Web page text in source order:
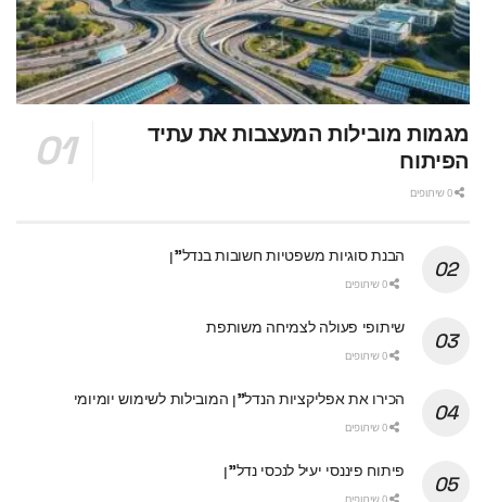
מגמות מובילות המעצבות את עתיד
הפיתוח
הבנת סוגיות משפטיות חשובות בנדל"ן
שיתופי פעולה לצמיחה משותפת
הכירו את אפליקציות הנדל"ן המובילות לשימוש יומיומי
פיתוח פיננסי יעיל לנכסי נדל"ן